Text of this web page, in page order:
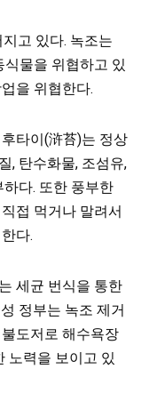
고 있다. 녹조는
물을 위협하고 있
을 위협한다.
타이(浒苔)는 정상
, 탄수화물, 조섬유,
다. 또한 풍부한
접 먹거나 말려서
다.
세균 번식을 통한
정부는 녹조 제거
도저로 해수욕장
노력을 보이고 있